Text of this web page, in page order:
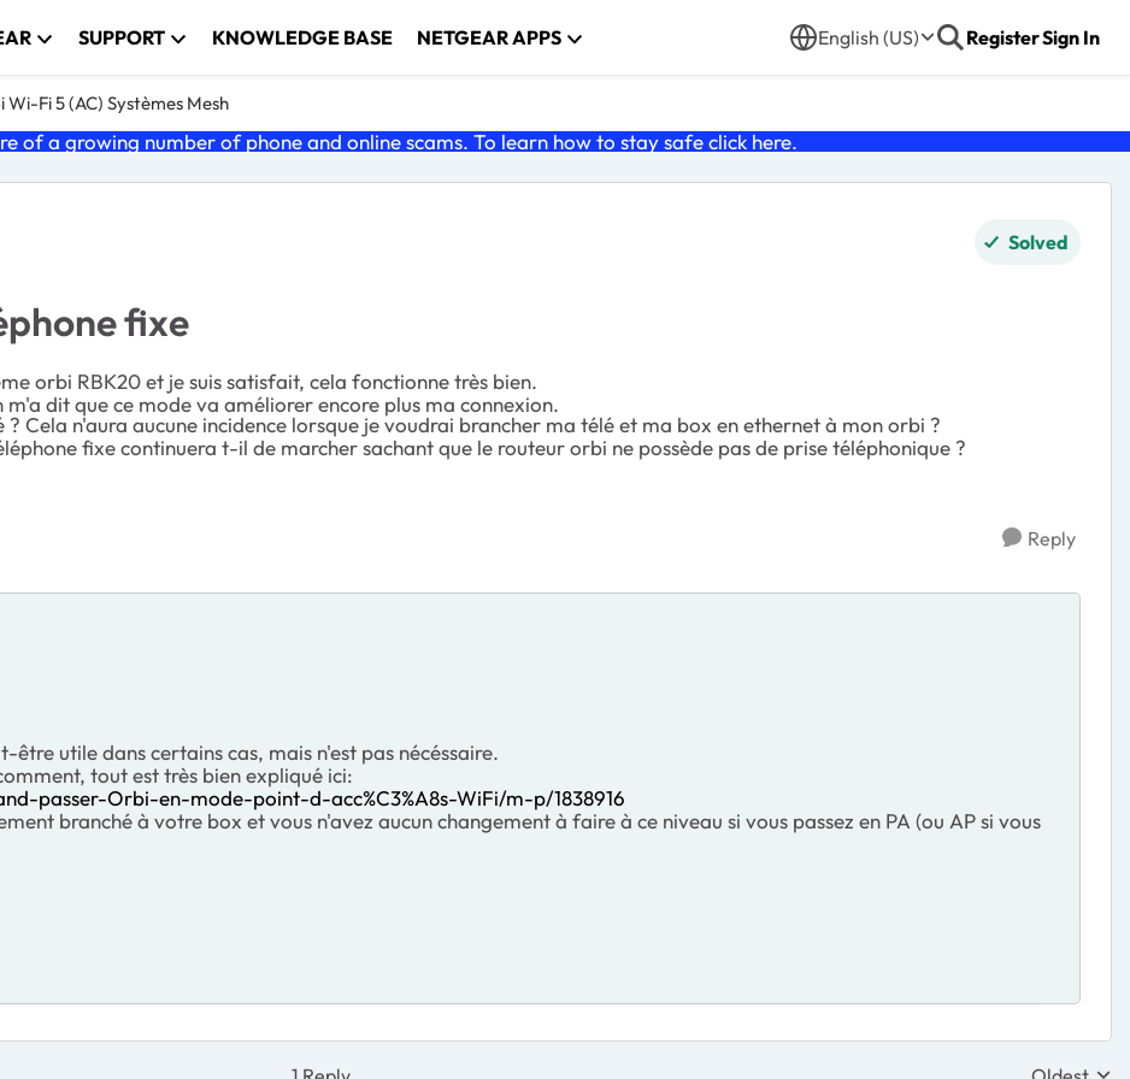
SUPPORT KNOWLEDGE BASE NETGEAR APPS English (US) RegisterSign In
Wi-Fi 5 (AC) Systèmes Mesh
of a growing number of phone and online scams. To learn how to stay safe click here.
Solved
fixe
orbi RBK20 et je suis satisfait, cela fonctionne très bien.
dit que ce mode va améliorer encore plus ma connexion.
Cela n'aura aucune incidence lorsque je voudrai brancher ma télé et ma box en ethernet à mon orbi ?
fixe continuera t-il de marcher sachant que le routeur orbi ne possède pas de prise téléphonique ?
Reply
utile dans certains cas, mais n'est pas nécéssaire.
tout est très bien expliqué ici:
passer-Orbi-en-mode-point-d-acc%C3%A8s-WiFi/m-p/1838916
branché à votre box et vous n'avez aucun changement à faire à ce niveau si vous passez en PA (ou AP si vous